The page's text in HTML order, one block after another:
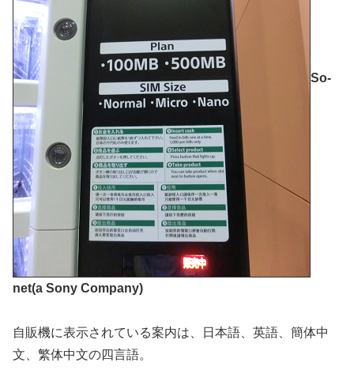
So-
net(a Sony Company)
自販機に表示されている案内は、日本語、英語、簡体中
文、繁体中文の四言語。